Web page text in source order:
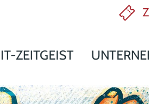
IT-ZEITGEIST